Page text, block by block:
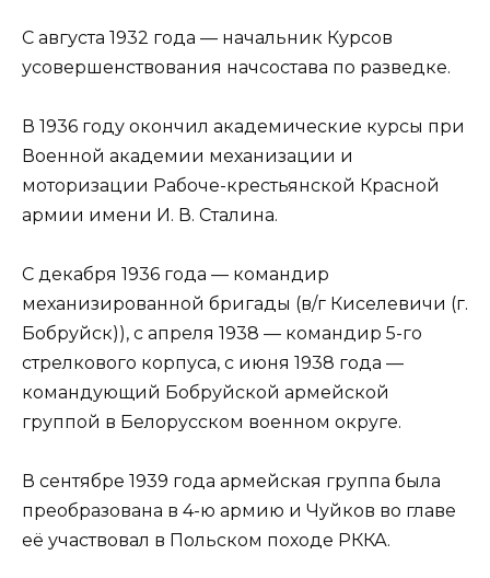
С августа 1932 года — начальник Курсов
усовершенствования начсостава по разведке.
В 1936 году окончил академические курсы при
Военной академии механизации и
моторизации Рабоче-крестьянской Красной
армии имени И. В. Сталина.
С декабря 1936 года — командир
механизированной бригады (в/г Киселевичи (г.
Бобруйск)), с апреля 1938 — командир 5-го
стрелкового корпуса, с июня 1938 года —
командующий Бобруйской армейской
группой в Белорусском военном округе.
В сентябре 1939 года армейская группа была
преобразована в 4-ю армию и Чуйков во главе
её участвовал в Польском походе РККА.